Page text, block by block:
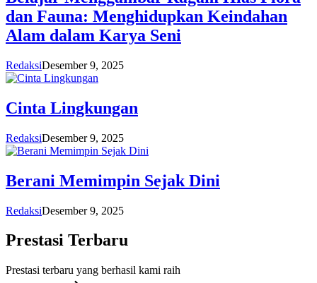
dan Fauna: Menghidupkan Keindahan
Alam dalam Karya Seni
RedaksiDesember 9, 2025
Cinta Lingkungan
RedaksiDesember 9, 2025
Berani Memimpin Sejak Dini
RedaksiDesember 9, 2025
Prestasi Terbaru
Prestasi terbaru yang berhasil kami raih